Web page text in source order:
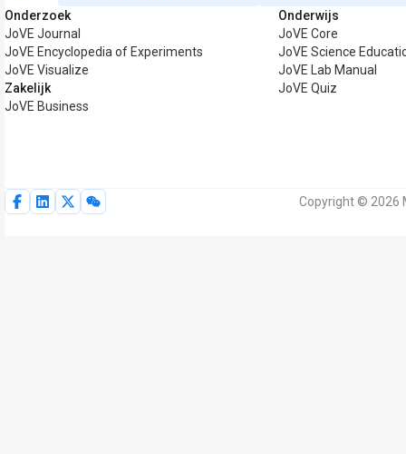
Onderzoek
JoVE Journal
JoVE Encyclopedia of Experiments
JoVE Visualize
Zakelijk
JoVE Business
Onderwijs
JoVE Core
JoVE Science
JoVE Lab Manual
JoVE Quiz
Copyright © 2026